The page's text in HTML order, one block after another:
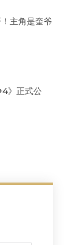
主角是奎爷
4》正式公